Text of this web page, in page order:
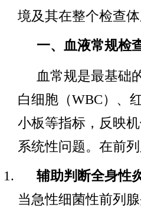
境及其在整个检查体
一、血液常规检
血常规是最基础
白细胞（WBC）、
小板等指标，反映
系统性问题。在前
辅助判断全身性
当急性细菌性前列